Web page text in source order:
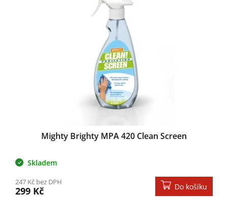
Mighty Brighty MPA 420 Clean Screen
Skladem
247 Kč bez DPH
299 Kč Do košíku